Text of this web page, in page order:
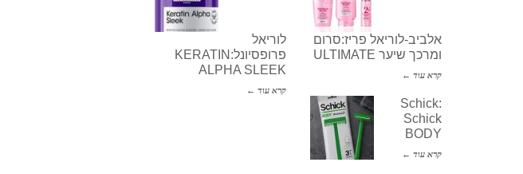
לוריאל
פרופסיונל:KERATIN
ALPHA SLEEK
קרא עוד ←
אלביב-לוריאל פריז:סרום
ומרכך שיער ULTIMATE
קרא עוד ←
Schick:
Schick
BODY
קרא עוד ←